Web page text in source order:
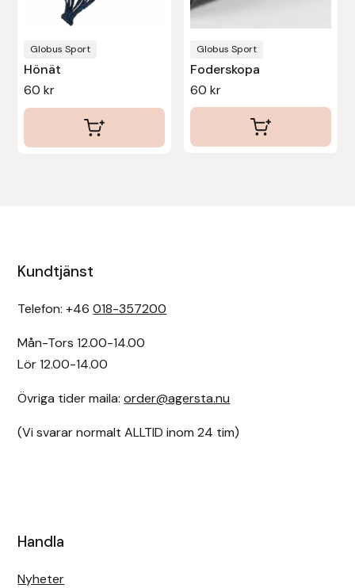
Globus Sport
Hönät
60kr
produktsidan
Globus Sport
Foderskopa
60 kr
Kundtjänst
Telefon: +46018-357200
Mån-Tors 12.00-14.00
Lör 12.00-14.00
Övriga tider maila:order@agersta.nu
(Vi svarar normalt ALLTID inom 24 tim)
Handla
Nyheter
Uvex
Vals
Willab
Wintec